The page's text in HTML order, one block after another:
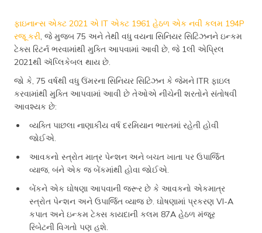
ફાઇનાન્સ એક્ટ 2021 એ IT એક્ટ 1961 હેઠળ એક નવી કલમ 194P
રજૂ કરી , જે મુજબ 75 અને તેથી વધુ વયના સિનિયર સિટિઝનને ઇન્કમ
ટેક્સ રિટર્ન ભરવામાંથી મુક્તિ આપવામાં આવી છે, જે 1લી એપ્રિલ
2021થી ઍપ્લિકેબલ થાય છે.
જો કે, 75 વર્ષથી વધુ ઉંમરના સિનિયર સિટિઝન કે જેમને ITR ફાઇલ
કરવામાંથી મુક્તિ આપવામાં આવી છે તેઓએ નીચેની શરતોને સંતોષવી
આવશ્યક છે:
વ્યક્તિ પાછલા નાણાકીય વર્ષ દરમિયાન ભારતમાં રહેતી હોવી
જોઈએ.
આવકનો સ્ત્રોત માત્ર પેન્શન અને બચત ખાતા પર ઉપાર્જિત
વ્યાજ, બંને એક જ બેંકમાંથી હોવા જોઈએ.
બેંકને એક ઘોષણા આપવાની જરૂર છે કે આવકનો એકમાત્ર
સ્ત્રોત પેન્શન અને ઉપાર્જિત વ્યાજ છે. ઘોષણામાં પ્રકરણ VI-A
કપાત અને ઇન્કમ ટેક્સ કાયદાની કલમ 87A હેઠળ મંજૂર
રિબેટની વિગતો પણ હશે.